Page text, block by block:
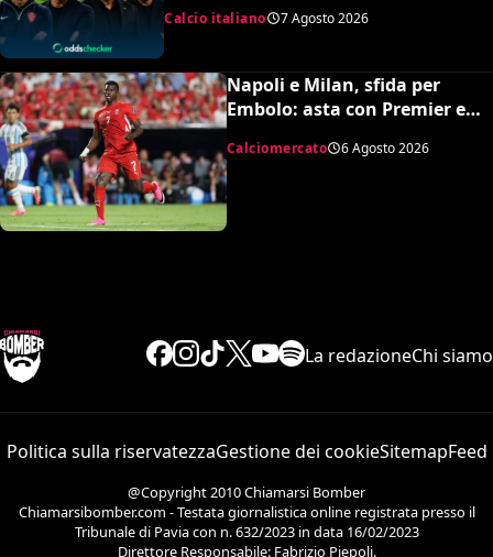
un’insospettabile
Calcio italiano 7 Agosto 2026
Napoli e Milan, sfida per
Embolo: asta con Premier e
MLS, il prezzo
Calciomercato 6 Agosto 2026
La redazioneChi siamo
Politica sulla riservatezzaGestione dei cookieSitemapFeed
@Copyright 2010 Chiamarsi Bomber
Chiamarsibomber.com - Testata giornalistica online registrata presso il
Tribunale di Pavia con n. 632/2023 in data 16/02/2023
Direttore Responsabile: Fabrizio Piepoli.